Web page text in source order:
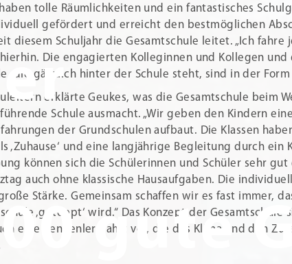
gute
tolle Räumlichkeiten und ein fantastisches
gefördert und erreicht den bestmöglichen
diesem Schuljahr die Gesamtschule leitet. „Ich fahre
Die engagierten Kolleginnen und Kollegen und
die gänzlich hinter der Schule steht, sind in der Form
erklärte Geukes, was die Gesamtschule beim
Schule ausmacht. „Wir geben den Kindern
der Grundschulen aufbaut. Die Klassen
‚Zuhause‘ und eine langjährige Begleitung durch ein
können sich die Schülerinnen und Schüler sehr gut
auch ohne klassische Hausaufgaben. Die
Stärke. Gemeinsam schaffen wir es fast immer,
‚getoppt‘ wird.“ Das Konzept der Gesamtschule
eine Kennenlernfahrt vor, die das Klima und den